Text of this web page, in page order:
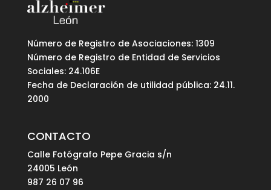
Número de Registro de Asociaciones: 1309
Número de Registro de Entidad de Servicios
Sociales: 24.106E
Fecha de Declaración de utilidad pública: 24.11.
2000
CONTACTO
Calle Fotógrafo Pepe Gracia s/n
24005 León
987 26 07 96